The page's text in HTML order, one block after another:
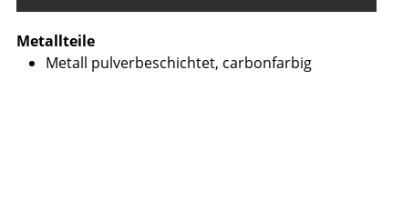
Metallteile
Metall pulverbeschichtet, carbonfarbig